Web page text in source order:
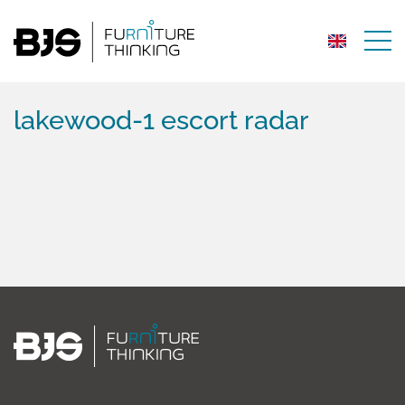
lakewood-1 escort radar